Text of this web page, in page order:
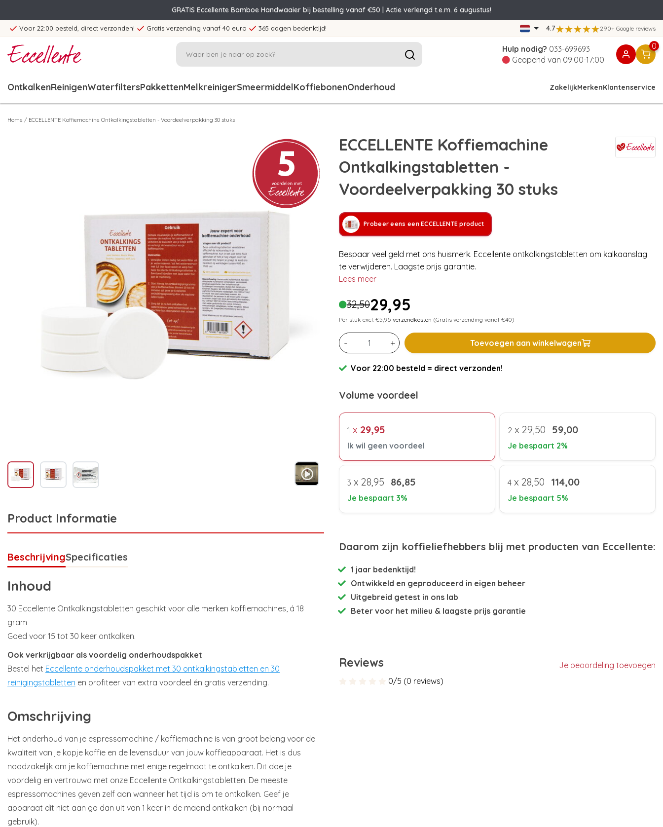
GRATIS Eccellente Bamboe Handwaaier bij bestelling vanaf €50 | Actie verlengd t.e.m. 6 augustus!
Voor 22:00 besteld, direct verzonden! Gratis verzending vanaf 40 euro 365 dagen bedenktijd! 4.7 290+ Google reviews
Hulp nodig? 033-699693
Geopend van 09:00-17:00
0
OntkalkenReinigenWaterfiltersPakkettenMelkreinigerSmeermiddelKoffiebonenOnderhoud ZakelijkMerkenKlantenservice
Home / ECCELLENTE Koffiemachine Ontkalkingstabletten - Voordeelverpakking 30 stuks
Product Informatie
BeschrijvingSpecificaties
Inhoud
30 Eccellente Ontkalkingstabletten geschikt voor alle merken koffiemachines, á 18
gram
Goed voor 15 tot 30 keer ontkalken.
Ook verkrijgbaar als voordelig onderhoudspakket
Bestel het Eccellente onderhoudspakket met 30 ontkalkingstabletten en 30
reinigingstabletten en profiteer van extra voordeel én gratis verzending.
Omschrijving
Het onderhoud van je espressomachine / koffiemachine is van groot belang voor de
kwaliteit van je kopje koffie en de levensduur van jouw koffieapparaat. Het is dus
noodzakelijk om je koffiemachine met enige regelmaat te ontkalken. Dit doe je
voordelig en vertrouwd met onze Eccellente Ontkalkingstabletten. De meeste
espressomachines geven zelf aan wanneer het tijd is om te ontkalken. Geef je
apparaat dit niet aan ga dan uit van 1 keer in de maand ontkalken (bij normaal
gebruik).
ECCELLENTE Koffiemachine
Ontkalkingstabletten -
Voordeelverpakking 30 stuks
Probeer eens een ECCELLENTE product
Bespaar veel geld met ons huismerk. Eccellente ontkalkingstabletten om kalkaanslag
te verwijderen. Laagste prijs garantie.
Lees meer
32,5029,95
Per stuk excl. €5,95 verzendkosten (Gratis verzending vanaf €40)
- + Toevoegen aan winkelwagen
Voor 22:00 besteld = direct verzonden!
Volume voordeel
1 x 29,95
Ik wil geen voordeel
2 x 29,50 59,00
Je bespaart 2%
3 x 28,95 86,85
Je bespaart 3%
4 x 28,50 114,00
Je bespaart 5%
Daarom zijn koffieliefhebbers blij met producten van Eccellente:
1 jaar bedenktijd!
Ontwikkeld en geproduceerd in eigen beheer
Uitgebreid getest in ons lab
Beter voor het milieu & laagste prijs garantie
Reviews
Je beoordeling toevoegen
0/5 (0 reviews)